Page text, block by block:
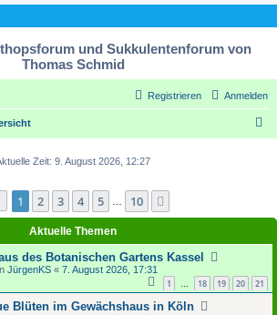
und Sukkulentenforum von
Thomas Schmid
Anmelden
Registrieren
Zeit: 9. August 2026, 12:27
Seite 1von 10
1 2 3 4 5 10
Aktuelle Themen
des Botanischen Gartens Kassel
JürgenKS « 7. August 2026, 17:31
1 … 18 19 20 21
Blüten im Gewächshaus in Köln